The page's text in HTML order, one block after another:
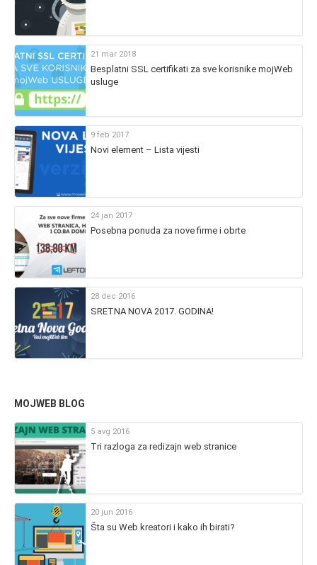
21 mar 2018
Besplatni SSL certifikati za sve korisnike mojWeb
usluge
9 feb 2017
Novi element – Lista vijesti
24 jan 2017
Posebna ponuda za nove firme i obrte
28 dec 2016
SRETNA NOVA 2017. GODINA!
MOJWEB BLOG
5 avg 2016
Tri razloga za redizajn web stranice
20 jun 2016
Šta su Web kreatori i kako ih birati?